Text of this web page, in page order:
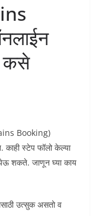
कसे
Booking)
काही स्टेप फॉलो केल्या
येऊ शकते. जाणून घ्या काय
उत्सुक असतो व